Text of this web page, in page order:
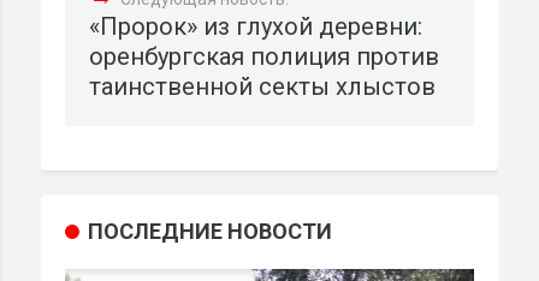
«Пророк» из глухой деревни:
оренбургская полиция против
таинственной секты хлыстов
ПОСЛЕДНИЕ НОВОСТИ